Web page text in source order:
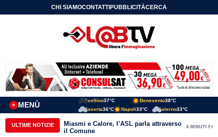
CHI SIAMOCONTATTIPUBBLICITÀCERCA
MENÙ
+
Avellino37°C Benevento38°C
Caserta36°C Napoli33°C Salerno33°C
ULTIME NOTIZIE
Miasmi e Calore, l’ASL parla attraverso
il Comune
6 MINUTI FA